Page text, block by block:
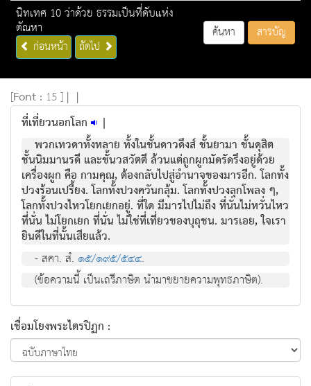
นิทเทศ 10 ว่าด้วย ธรรมเป็นที่ดับแห่ง
ตัณหา
ก่อนหน้า ถัดไป
ค้นหา สารบัญ
[Font : 15 ] | |
ที่เที่ยวนอกโลก
|
พวกเทวดาทั้งหลาย ทั้งในชั้นดาวดึงส์ ชั้นยามา ชั้นดุสิต
ชั้นนิมมานรดี และชั้นวสวัตตี ล้วนแต่ถูกผูกมัดรัดรึงอยู่ด้วย
เครื่องผูก คือ กามคุณ, ต้องกลับไปสู่อำนาจของมารอีก. โลกทั้ง
ปวงร้อนเปรี้ยง. โลกทั้งปวงควันกลุ้ม. โลกทั้งปวงลุกโพลง ๆ,
โลกทั้งปวงไหวโยกเยกอยู่. ที่ใด มีมารไปไม่ถึง ที่นั่นไม่หวั่นไหว
ที่นั่น ไม่โยกเยก ที่นั่น ไม่ใช่ที่เที่ยวของบุถุชน. มารเอย, ใจเรา
ยินดีในที่นั้นเสียแล้ว.
- สคา. สํ.๑๕/๑๙๕/๕๔๔.
(ข้อความนี้ เป็นเถรีภาษิต นำมาขยายความพุทธภาษิต).
เชื่อมโยงพระไตรปิฏก :